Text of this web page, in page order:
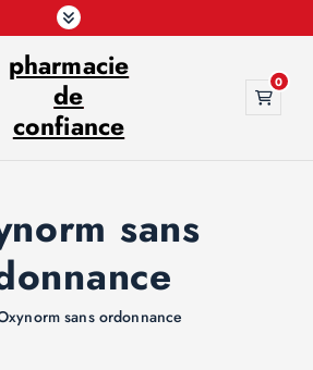
pharmacie
de
confiance
0
sans
sans ordonnance